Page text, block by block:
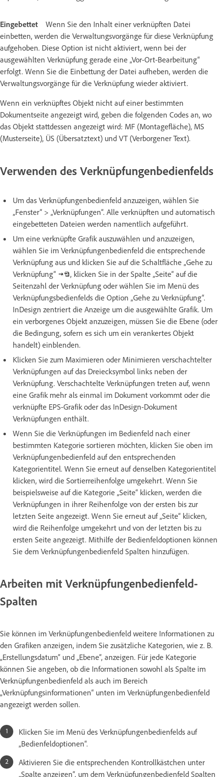
Eingebettet
Wenn Sie den Inhalt einer verknüpften Datei
einbetten, werden die Verwaltungsvorgänge für diese Verknüpfung
aufgehoben. Diese Option ist nicht aktiviert, wenn bei der
ausgewählten Verknüpfung gerade eine „Vor-Ort-Bearbeitung“
erfolgt. Wenn Sie die Einbettung der Datei aufheben, werden die
Verwaltungsvorgänge für die Verknüpfung wieder aktiviert.
Wenn ein verknüpftes Objekt nicht auf einer bestimmten
Dokumentseite angezeigt wird, geben die folgenden Codes an, wo
das Objekt stattdessen angezeigt wird: MF (Montagefläche), MS
(Musterseite), ÜS (Übersatztext) und VT (Verborgener Text).
Verwenden des Verknüpfungenbedienfelds
Um das Verknüpfungenbedienfeld anzuzeigen, wählen Sie
„Fenster“ > „Verknüpfungen“. Alle verknüpften und automatisch
eingebetteten Dateien werden namentlich aufgeführt.
Um eine verknüpfte Grafik auszuwählen und anzuzeigen,
wählen Sie im Verknüpfungenbedienfeld die entsprechende
Verknüpfung aus und klicken Sie auf die Schaltfläche „Gehe zu
Verknüpfung“
, klicken Sie in der Spalte „Seite“ auf die
Seitenzahl der Verknüpfung oder wählen Sie im Menü des
Verknüpfungsbedienfelds die Option „Gehe zu Verknüpfung“.
InDesign zentriert die Anzeige um die ausgewählte Grafik. Um
ein verborgenes Objekt anzuzeigen, müssen Sie die Ebene (oder
die Bedingung, sofern es sich um ein verankertes Objekt
handelt) einblenden.
Klicken Sie zum Maximieren oder Minimieren verschachtelter
Verknüpfungen auf das Dreiecksymbol links neben der
Verknüpfung. Verschachtelte Verknüpfungen treten auf, wenn
eine Grafik mehr als einmal im Dokument vorkommt oder die
verknüpfte EPS-Grafik oder das InDesign-Dokument
Verknüpfungen enthält.
Wenn Sie die Verknüpfungen im Bedienfeld nach einer
bestimmten Kategorie sortieren möchten, klicken Sie oben im
Verknüpfungenbedienfeld auf den entsprechenden
Kategorientitel. Wenn Sie erneut auf denselben Kategorientitel
klicken, wird die Sortierreihenfolge umgekehrt. Wenn Sie
beispielsweise auf die Kategorie „Seite“ klicken, werden die
Verknüpfungen in ihrer Reihenfolge von der ersten bis zur
letzten Seite angezeigt. Wenn Sie erneut auf „Seite“ klicken,
wird die Reihenfolge umgekehrt und von der letzten bis zu
ersten Seite angezeigt. Mithilfe der Bedienfeldoptionen können
Sie dem Verknüpfungenbedienfeld Spalten hinzufügen.
Arbeiten mit Verknüpfungenbedienfeld-
Spalten
Sie können im Verknüpfungenbedienfeld weitere Informationen zu
den Grafiken anzeigen, indem Sie zusätzliche Kategorien, wie z. B.
„Erstellungsdatum“ und „Ebene“, anzeigen. Für jede Kategorie
können Sie angeben, ob die Informationen sowohl als Spalte im
Verknüpfungenbedienfeld als auch im Bereich
„Verknüpfungsinformationen“ unten im Verknüpfungenbedienfeld
angezeigt werden sollen.
Klicken Sie im Menü des Verknüpfungenbedienfelds auf
„Bedienfeldoptionen“.
Aktivieren Sie die entsprechenden Kontrollkästchen unter
„Spalte anzeigen“, um dem Verknüpfungenbedienfeld Spalten